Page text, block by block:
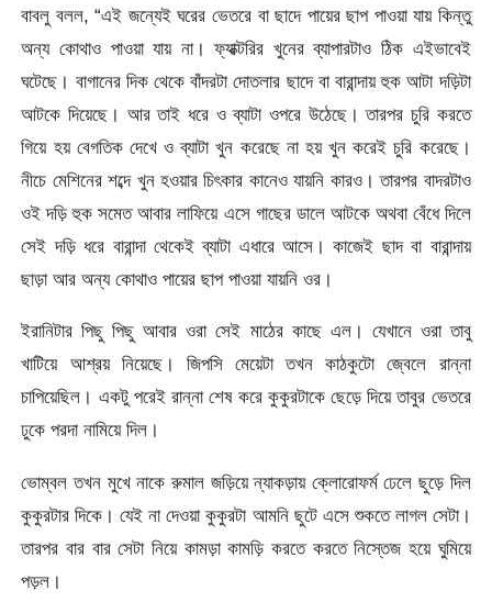
বাবলু বলল, “এই জন্যেই ঘরের ভেতরে বা ছাদে পায়ের ছাপ পাওয়া যায় কিন্তু
অন্য কোথাও পাওয়া যায় না। ফ্যাক্টরির খুনের ব্যাপারটাও ঠিক এইভাবেই
ঘটেছে। বাগানের দিক থেকে বাঁদরটা দোতলার ছাদে বা বারান্দায় হুক আটা দড়িটা
আটকে দিয়েছে। আর তাই ধরে ও ব্যাটা ওপরে উঠেছে। তারপর চুরি করতে
গিয়ে হয় বেগতিক দেখে ও ব্যাটা খুন করেছে না হয় খুন করেই চুরি করেছে।
নীচে মেশিনের শব্দে খুন হওয়ার চিৎকার কানেও যায়নি কারও। তারপর বাদরটাও
ওই দড়ি হুক সমেত আবার লাফিয়ে এসে গাছের ডালে আটকে অথবা বেঁধে দিলে
সেই দড়ি ধরে বারান্দা থেকেই ব্যাটা এধারে আসে। কাজেই ছাদ বা বারান্দায়
ছাড়া আর অন্য কোথাও পায়ের ছাপ পাওয়া যায়নি ওর।
ইরানিটার পিছু পিছু আবার ওরা সেই মাঠের কাছে এল। যেখানে ওরা তাবু
খাটিয়ে আশ্রয় নিয়েছে। জিপসি মেয়েটা তখন কাঠকুটো জ্বেলে রান্না
চাপিয়েছিল। একটু পরেই রান্না শেষ করে কুকুরটাকে ছেড়ে দিয়ে তাবুর ভেতরে
ঢুকে পরদা নামিয়ে দিল।
ভোম্বল তখন মুখে নাকে রুমাল জড়িয়ে ন্যাকড়ায় ক্লোরোফর্ম ঢেলে ছুড়ে দিল
কুকুরটার দিকে। যেই না দেওয়া কুকুরটা আমনি ছুটে এসে শুকতে লাগল সেটা।
তারপর বার বার সেটা নিয়ে কামড়া কামড়ি করতে করতে নিস্তেজ হয়ে ঘুমিয়ে
পড়ল।